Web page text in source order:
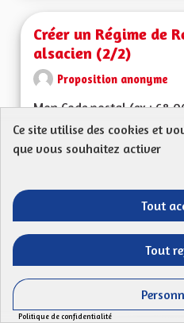
Créer un Régime de
alsacien (2/2)
Proposition anonyme
Mon Code postal (ex : 68
proposition, voir debut sur
Filtrer les résultats de la
Les solidarités, les soins et
01/05/2023
Ce site utilise des cookies et
que vous souhaitez activer
Tout
Tout
Politique de confidentialité